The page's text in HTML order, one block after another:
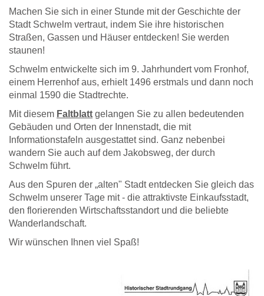
Machen Sie sich in einer Stunde mit der Geschichte der
Stadt Schwelm vertraut, indem Sie ihre historischen
Straßen, Gassen und Häuser entdecken! Sie werden
staunen!
Schwelm entwickelte sich im 9. Jahrhundert vom Fronhof,
einem Herrenhof aus, erhielt 1496 erstmals und dann noch
einmal 1590 die Stadtrechte.
Mit diesem Faltblatt gelangen Sie zu allen bedeutenden
Gebäuden und Orten der Innenstadt, die mit
Informationstafeln ausgestattet sind. Ganz nebenbei
wandern Sie auch auf dem Jakobsweg, der durch
Schwelm führt.
Aus den Spuren der „alten" Stadt entdecken Sie gleich das
Schwelm unserer Tage mit - die attraktivste Einkaufsstadt,
den florierenden Wirtschaftsstandort und die beliebte
Wanderlandschaft.
Wir wünschen Ihnen viel Spaß!